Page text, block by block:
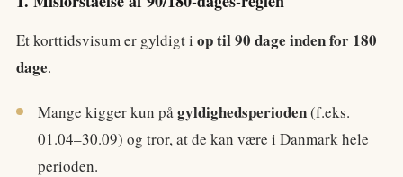
Et korttidsvisum er gyldigt i op til 90 dage inden for 180
dage.
Mange kigger kun pågyldighedsperioden(f.eks.
01.04–30.09) og tror, at de kan være i Danmark hele
perioden.